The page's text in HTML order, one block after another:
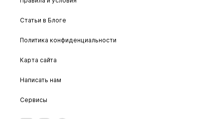
Статьи в Блоге
Политика конфиденциальности
Карта сайта
Написать нам
Сервисы